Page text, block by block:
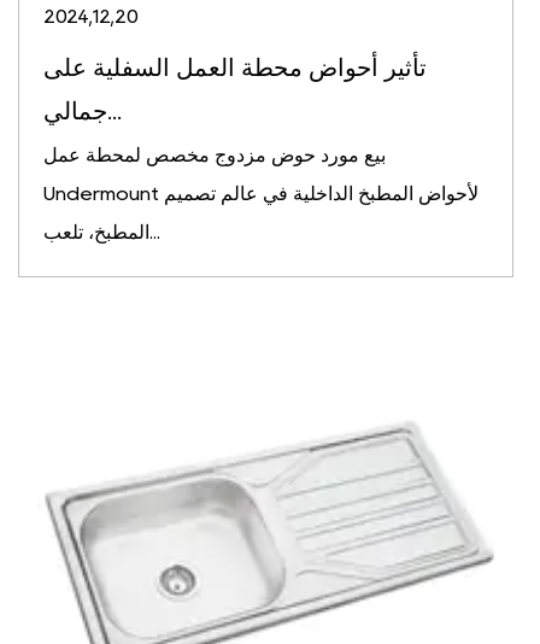
2024,12,20
تأثير أحواض محطة العمل السفلية على
بيع مورد حوض مزدوج مخصص لمحطة عمل
Undermount لأحواض المطبخ الداخلية في عالم تصميم
المطبخ، تلعب...